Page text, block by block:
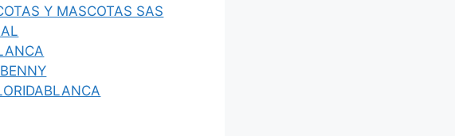
Y MASCOTAS SAS